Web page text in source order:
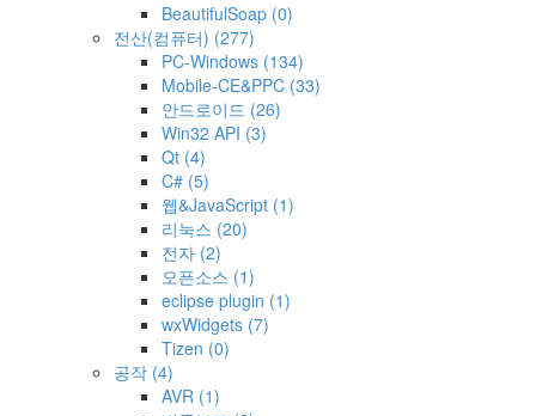
BeautifulSoap (0)
전산(컴퓨터) (277)
PC-Windows (134)
Mobile-CE&PPC (33)
안드로이드 (26)
Win32 API (3)
Qt (4)
C# (5)
웹&JavaScript (1)
리눅스 (20)
전자 (2)
오픈소스 (1)
eclipse plugin (1)
wxWidgets (7)
Tizen (0)
공작 (4)
AVR (1)